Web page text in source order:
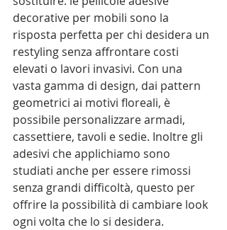
decorative per mobili sono la
risposta perfetta per chi desidera un
restyling senza affrontare costi
elevati o lavori invasivi. Con una
vasta gamma di design, dai pattern
geometrici ai motivi floreali, è
possibile personalizzare armadi,
cassettiere, tavoli e sedie. Inoltre gli
adesivi che applichiamo sono
studiati anche per essere rimossi
senza grandi difficoltà, questo per
offrire la possibilità di cambiare look
ogni volta che lo si desidera.